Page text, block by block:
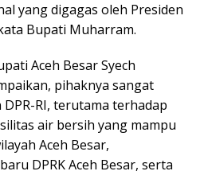
yang digagas oleh Presiden
Bupati Muharram.
Aceh Besar Syech
pihaknya sangat
RI, terutama terhadap
air bersih yang mampu
Aceh Besar,
DPRK Aceh Besar, serta